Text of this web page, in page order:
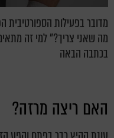
מדובר בפעילות הספורטיבית
מה שאני צריך?" למי זה
בכתבה הבאה
האם ריצה מרזה?